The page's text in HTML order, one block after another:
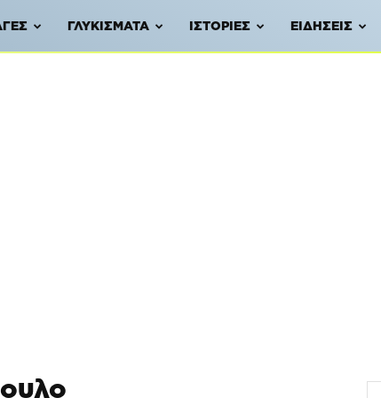
ΓΛΥΚΊΣΜΑΤΑ ΙΣΤΟΡΊΕΣ ΕΙΔΉΣΕΙΣ